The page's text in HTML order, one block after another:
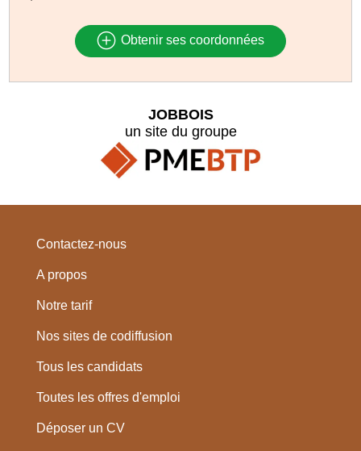
Obtenir ses coordonnées
JOBBOIS
un site du groupe
Contactez-nous
A propos
Notre tarif
Nos sites de codiffusion
Tous les candidats
Toutes les offres d'emploi
Déposer un CV